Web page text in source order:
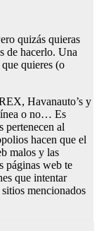
quizás quieras
de hacerlo. Una
quieres (o
Havanauto’s y
o no… Es
pertenecen al
hacen que el
malos y las
páginas web te
que intentar
mencionados